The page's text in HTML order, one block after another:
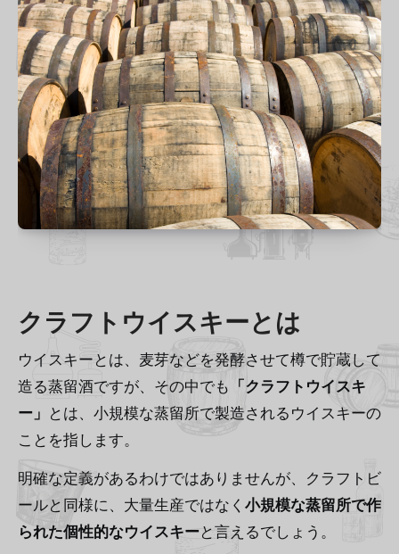
クラフトウイスキーとは
ウイスキーとは、麦芽などを発酵させて樽で貯蔵して
造る蒸留酒ですが、その中でも 「クラフトウイスキ
ー」 とは、小規模な蒸留所で製造されるウイスキーの
ことを指します。
明確な定義があるわけではありませんが、クラフトビ
ールと同様に、大量生産ではなく 小規模な蒸留所で作
られた個性的なウイスキーと言えるでしょう。